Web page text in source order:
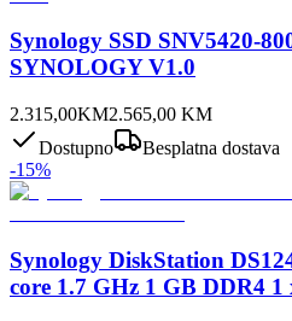
Synology SSD SNV5420-
SYNOLOGY V1.0
2.315,00KM2.565,00 KM
Dostupno
Besplatna dostava
-15%
Synology DiskStation
core 1.7 GHz 1 GB DDR4 1